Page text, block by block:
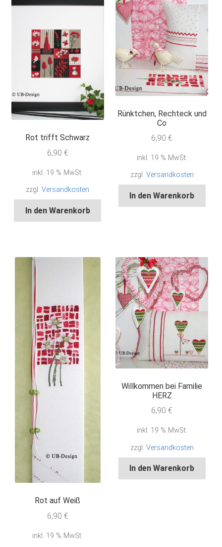
Rot trifft Schwarz
6,90 €
inkl. 19 % MwSt.
zzgl.Versandkosten
In den Warenkorb
Rünktchen, Rechteck und
Co
6,90€
inkl. 19 % MwSt.
zzgl. Versandkosten
In den Warenkorb
Rot auf Weiß
6,90 €
inkl. 19 % MwSt.
Willkommen bei Familie
HERZ
6,90€
inkl. 19 % MwSt.
zzgl. Versandkosten
In den Warenkorb